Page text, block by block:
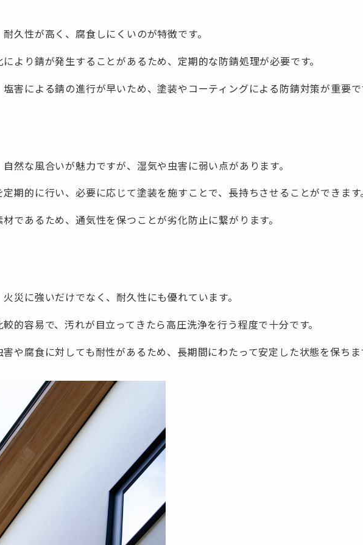
久性が高く、腐食しにくいのが特徴です。
より錆が発生することがあるため、定期的な防錆処理が必要です。
害による錆の進行が早いため、塗装やコーティングによる防錆対策が重要
然な風合いが魅力ですが、湿気や虫害に弱い点があります。
期的に行い、必要に応じて塗装を施すことで、長持ちさせることができます
であるため、通気性を保つことが劣化防止に繋がります。
災に強いだけでなく、耐久性にも優れています。
的容易で、汚れが目立ってきたら高圧洗浄を行う程度で十分です。
や腐食に対しても耐性があるため、長期間にわたって安定した状態を保ちま